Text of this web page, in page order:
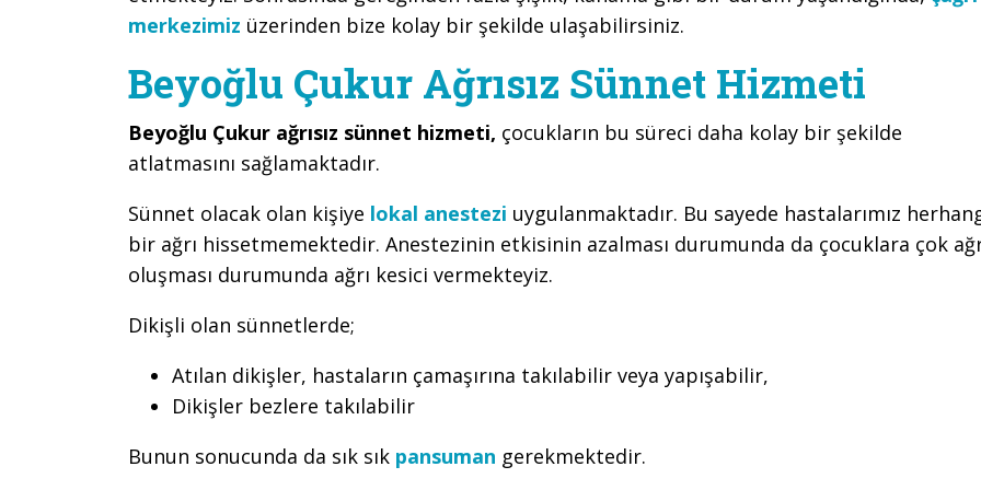
merkezimiz üzerinden bize kolay bir şekilde ulaşabilirsiniz.
Beyoğlu Çukur Ağrısız Sünnet Hizmeti
Beyoğlu Çukur ağrısız sünnet hizmeti, çocukların bu süreci daha kolay bir şekilde
atlatmasını sağlamaktadır.
Sünnet olacak olan kişiye lokal anestezi uygulanmaktadır. Bu sayede hastalarımız
bir ağrı hissetmemektedir. Anestezinin etkisinin azalması durumunda da çocuklara çok
oluşması durumunda ağrı kesici vermekteyiz.
Dikişli olan sünnetlerde;
Atılan dikişler, hastaların çamaşırına takılabilir veya yapışabilir,
Dikişler bezlere takılabilir
Bunun sonucunda da sık sık pansuman gerekmektedir.